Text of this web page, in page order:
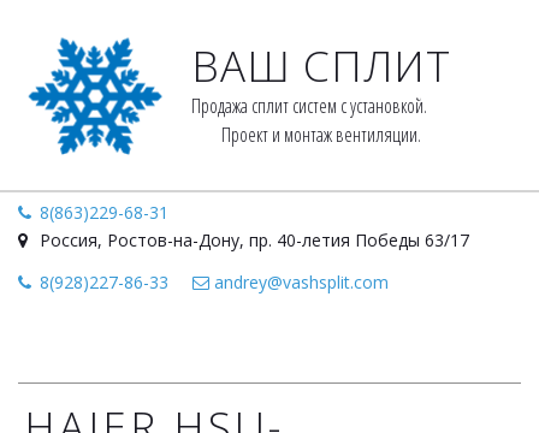
ВАШ СПЛИТ
Продажа сплит систем с установкой.
Проект и монтаж вентиляции.
8(863)229-68-31
Россия, Ростов-на-Дону, пр. 40-летия Победы 63/17
8(928)227-86-33
andrey@vashsplit.com